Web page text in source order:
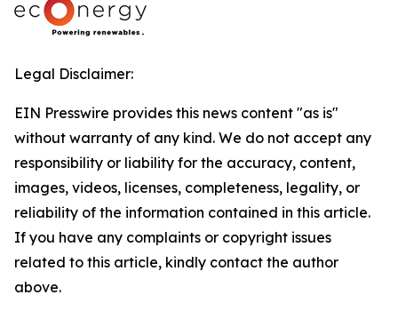
Legal Disclaimer:
EIN Presswire provides this news content "as is"
without warranty of any kind. We do not accept any
responsibility or liability for the accuracy, content,
images, videos, licenses, completeness, legality, or
reliability of the information contained in this article.
If you have any complaints or copyright issues
related to this article, kindly contact the author
above.